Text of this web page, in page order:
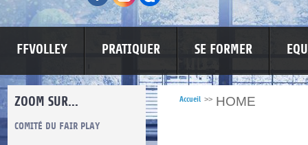
FFVOLLEY PRATIQUER SE FORMER
ZOOM SUR...
COMITÉ DU FAIR PLAY LUTTE CONTRE LES VIOLENCES
Accueil >> HOME